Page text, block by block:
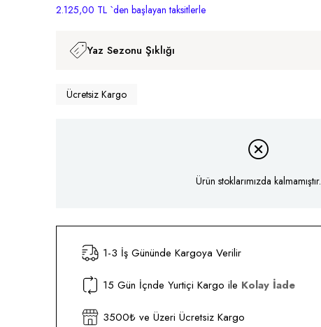
İndirim
2.125,00 TL `den başlayan taksitlerle
Yaz Sezonu Şıklığı
Ücretsiz Kargo
Ürün stoklarımızda kalmamıştır.
1-3 İş Gününde Kargoya Verilir
15 Gün İçnde Yurtiçi Kargo ile Kolay İade
3500₺ ve Üzeri Ücretsiz Kargo